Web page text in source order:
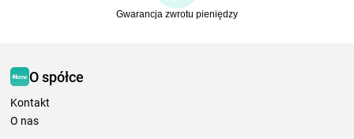
Gwarancja zwrotu pieniędzy
O spółce
Kontakt
O nas